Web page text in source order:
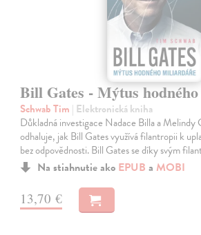
Bill Gates - Mýtus
Schwab Tim | Elektronická kniha
Důkladná investigace Nadace Billa a Melindy
odhaluje, jak Bill Gates využívá filantropii k
bez odpovědnosti. Bill Gates se díky svým
Na stiahnutie ako EPUB a MOBI
13,70 €